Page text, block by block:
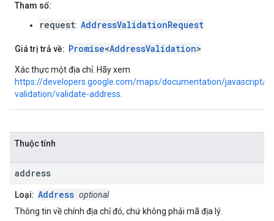
Tham số:
request: AddressValidationRequest
Giá trị trả về: Promise<AddressValidation>
Xác thực một địa chỉ. Hãy xem
https://developers.google.com/maps/documentation/javascript/
validation/validate-address.
Thuộc tính
address
Loại: Address optional
Thông tin về chính địa chỉ đó, chứ không phải mã địa lý.